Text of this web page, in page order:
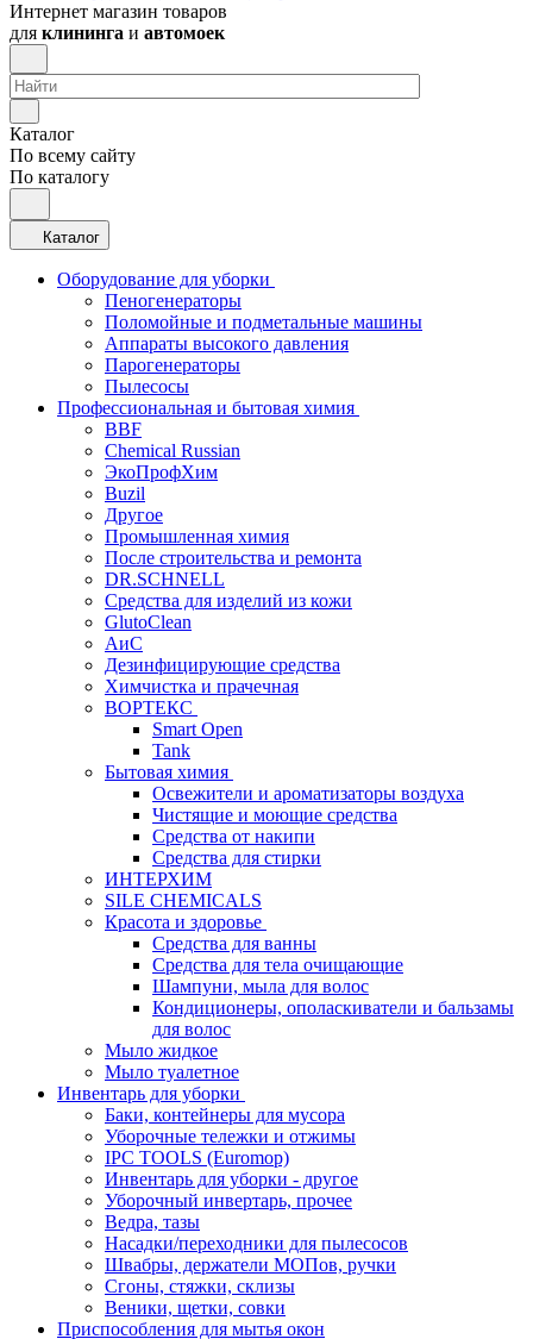
Интернет магазин товаров
для клининга и автомоек
Каталог
По всему сайту
По каталогу
Каталог
Оборудование для уборки
Пеногенераторы
Поломойные и подметальные машины
Аппараты высокого давления
Парогенераторы
Пылесосы
Профессиональная и бытовая химия
BBF
Chemical Russian
ЭкоПрофХим
Buzil
Другое
Промышленная химия
После строительства и ремонта
DR.SCHNELL
Средства для изделий из кожи
GlutoClean
АиС
Дезинфицирующие средства
Химчистка и прачечная
ВОРТЕКС
Smart Open
Tank
Бытовая химия
Освежители и ароматизаторы воздуха
Чистящие и моющие средства
Средства от накипи
Средства для стирки
ИНТЕРХИМ
SILE CHEMICALS
Красота и здоровье
Средства для ванны
Средства для тела очищающие
Шампуни, мыла для волос
Кондиционеры, ополаскиватели и бальзамы
для волос
Мыло жидкое
Мыло туалетное
Инвентарь для уборки
Баки, контейнеры для мусора
Уборочные тележки и отжимы
IPC TOOLS (Euromop)
Инвентарь для уборки - другое
Уборочный инвертарь, прочее
Ведра, тазы
Насадки/переходники для пылесосов
Швабры, держатели МОПов, ручки
Сгоны, стяжки, склизы
Веники, щетки, совки
Приспособления для мытья окон